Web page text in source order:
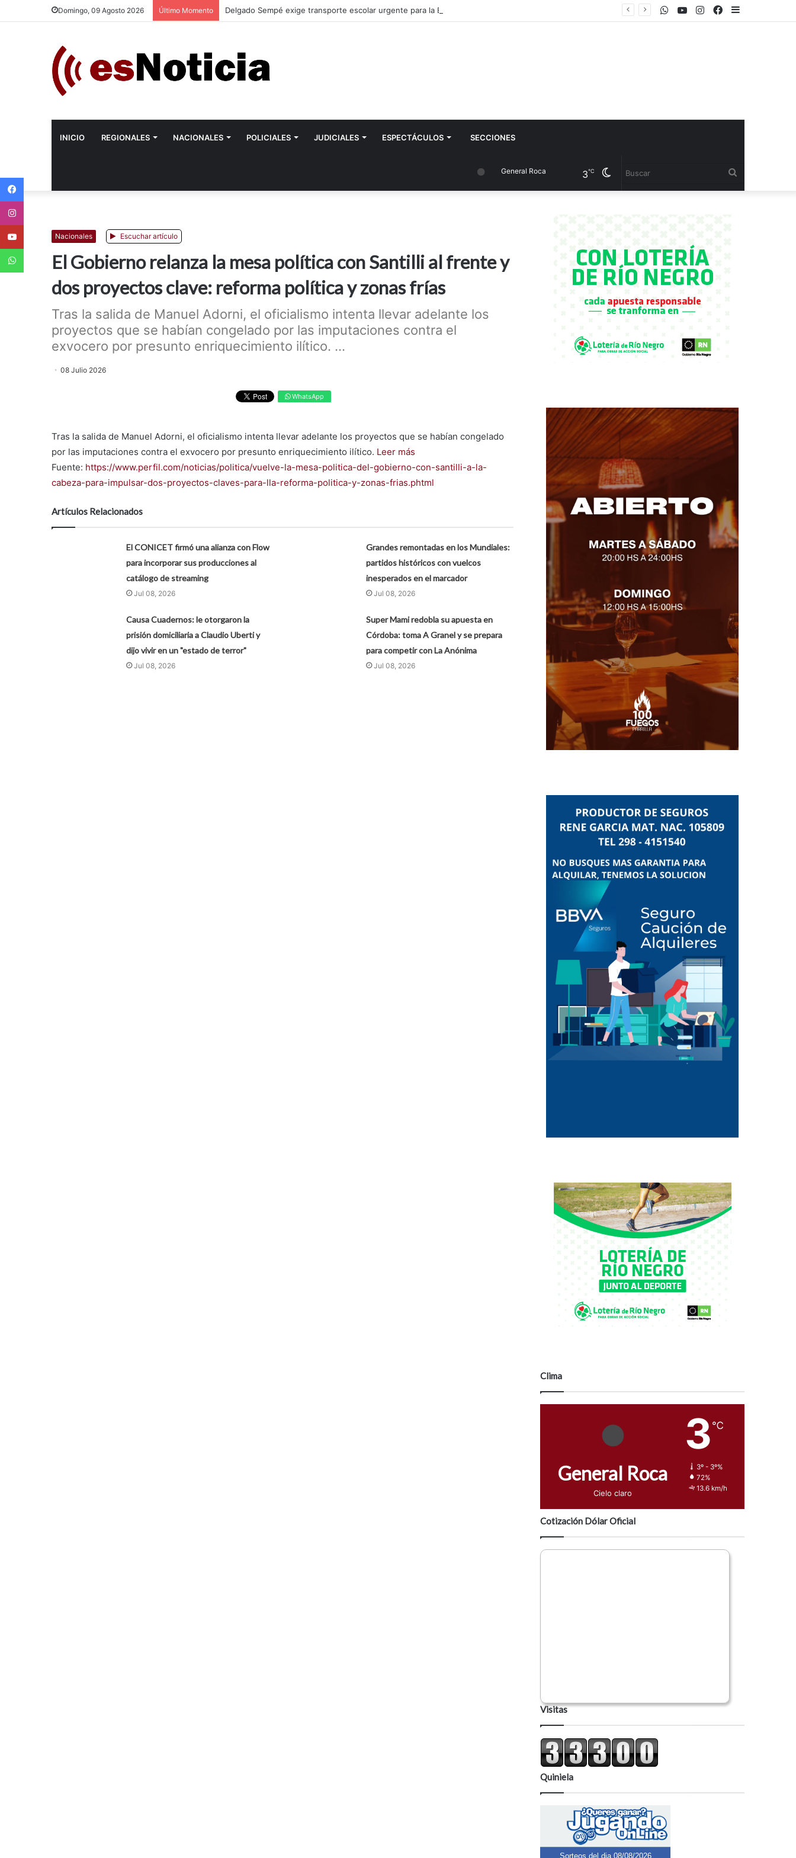
Domingo, 09 Agosto 2026 Último Momento Delgado Sempé exige transporte escolar urgente para la ESRN 106 de Romagnoli y el CET 17 Facebook
Instagram
Youtube
WhatsApp
INICIO REGIONALES NACIONALES POLICIALES JUDICIALES ESPECTÁCULOS SECCIONES
Cambiar
General Roca 3℃
Nacionales Escuchar artículo
El Gobierno relanza la mesa política con Santilli al frente y
dos proyectos clave: reforma política y zonas frías
Tras la salida de Manuel Adorni, el oficialismo intenta llevar adelante los
proyectos que se habían congelado por las imputaciones contra el
exvocero por presunto enriquecimiento ilítico. ...
08 Julio 2026
WhatsApp
Tras la salida de Manuel Adorni, el oficialismo intenta llevar adelante los proyectos que se habían congelado
por las imputaciones contra el exvocero por presunto enriquecimiento ilítico. Leer más
Fuente: https://www.perfil.com/noticias/politica/vuelve-la-mesa-politica-del-gobierno-con-santilli-a-la-
cabeza-para-impulsar-dos-proyectos-claves-para-lla-reforma-politica-y-zonas-frias.phtml
Artículos Relacionados
El CONICET firmó una alianza con Flow
para incorporar sus producciones al
catálogo de streaming
Jul 08, 2026
Grandes remontadas en los Mundiales:
partidos históricos con vuelcos
inesperados en el marcador
Jul 08, 2026
Causa Cuadernos: le otorgaron la
prisión domiciliaria a Claudio Uberti y
dijo vivir en un "estado de terror"
Jul 08, 2026
Super Mami redobla su apuesta en
Córdoba: toma A Granel y se prepara
para competir con La Anónima
Jul 08, 2026
Clima
General Roca
Cielo claro
3 ℃
3º - 3º%
72%
13.6 km/h
Cotización Dólar Oficial
Visitas
Quiniela